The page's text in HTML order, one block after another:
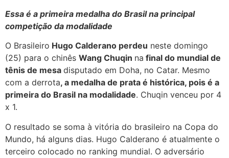
Essa é a primeira medalha do Brasil na principal
competição da modalidade
O Brasileiro Hugo Calderano perdeu neste domingo
(25) para o chinês Wang Chuqin na final do mundial de
tênis de mesa disputado em Doha, no Catar. Mesmo
com a derrota, a medalha de prata é histórica, pois é a
primeira do Brasil na modalidade. Chuqin venceu por 4
x 1.
O resultado se soma à vitória do brasileiro na Copa do
Mundo, há alguns dias. Hugo Calderano é atualmente o
terceiro colocado no ranking mundial. O adversário